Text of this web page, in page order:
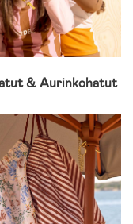
& Aurinkohatut